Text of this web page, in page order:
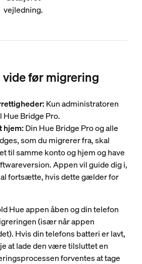
vejledning.
før migrering
Kun administratoren
Hue Bridge Pro.
hjem: Din Hue Bridge Pro og alle
som du migrerer fra, skal
til samme konto og hjem og have
Appen vil guide dig i,
fortsætte, hvis dette gælder for
Hue appen åben og din telefon
(især når appen
Hvis din telefons batteri er lavt,
at lade den være tilsluttet en
forventes at tage